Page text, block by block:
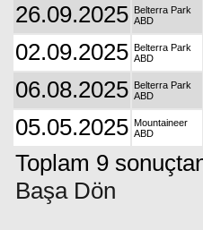
26.09.2025 Belterra Park
ABD
02.09.2025 Belterra Park
ABD
06.08.2025 Belterra Park
ABD
05.05.2025 Mountaineer
ABD
Toplam 9
Başa Dön